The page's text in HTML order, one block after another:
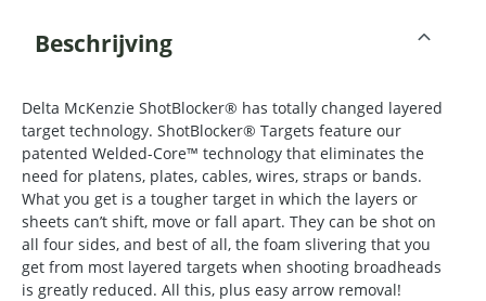
Beschrijving
Delta McKenzie ShotBlocker® has totally changed layered
target technology. ShotBlocker® Targets feature our
patented Welded-Core™ technology that eliminates the
need for platens, plates, cables, wires, straps or bands.
What you get is a tougher target in which the layers or
sheets can’t shift, move or fall apart. They can be shot on
all four sides, and best of all, the foam slivering that you
get from most layered targets when shooting broadheads
is greatly reduced. All this, plus easy arrow removal!